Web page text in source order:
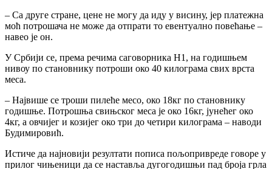
– Са друге стране, цене не могу да иду у висину, јер платежна
моћ потрошача не може да отпрати то евентуално повећање –
навео је он.
У Србији се, према речима саговорника Н1, на годишњем
нивоу по становнику потроши око 40 килограма свих врста
меса.
– Највише се троши пилеће месо, око 18кг по становнику
годишње. Потрошња свињског меса је око 16кг, јунећег око
4кг, а овчијег и козијег око три до четири килограма – наводи
Будимировић.
Истиче да најновији резултати пописа пољопривреде говоре у
прилог чињеници да се наставља дугогодишњи пад броја грла